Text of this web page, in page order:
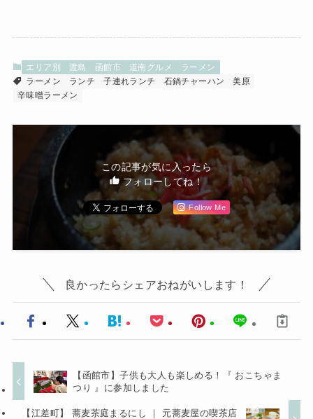
エリア別 渡島 函館市 道南グルメ
ラーメン
ラーメン
ランチ 子連れランチ 石鍋チャーハン
美原
辛味噌ラーメン
この記事が気に入ったら
フォローしてね！
Follow Me
良かったらシェアおねがいします！
【函館市】子供も大人も楽しめる！『 おこちゃま
つり 』に参加しました
【江差町】 蕎麦茶庭まるにし ｜ 元蕎麦屋の喫茶店